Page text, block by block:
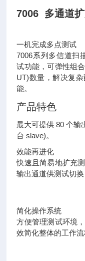
7006 多通道扩
一机完成多点测试
7006系列多信道扫
试功能，可弹性组
UT)数量，解决复
能。
产品特色
最大可提供 80 个输
台 slave)。
效能再进化
快速且简易地扩充
输出通道供测试切
简化操作系统
方便管理测试环境
效简化整体的工作流